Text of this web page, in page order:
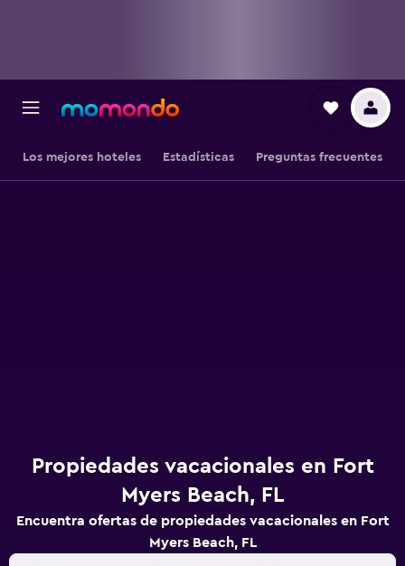
Los mejores hoteles Estadísticas Preguntas frecuentes
Propiedades vacacionales en Fort
Myers Beach, FL
Encuentra ofertas de propiedades vacacionales en Fort
Myers Beach, FL